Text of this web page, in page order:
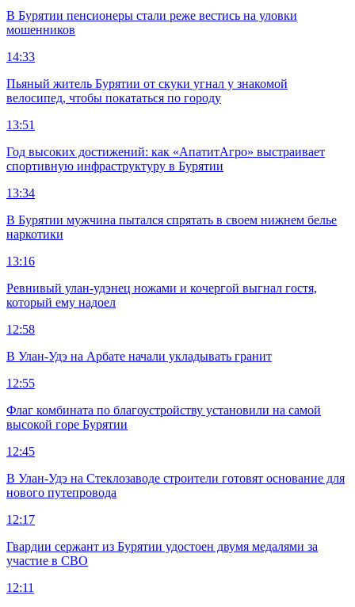
В Бурятии пенсионеры стали реже вестись на уловки
мошенников
14:33
Пьяный житель Бурятии от скуки угнал у знакомой
велосипед, чтобы покататься по городу
13:51
Год высоких достижений: как «АпатитАгро» выстраивает
спортивную инфраструктуру в Бурятии
13:34
В Бурятии мужчина пытался спрятать в своем нижнем белье
наркотики
13:16
Ревнивый улан-удэнец ножами и кочергой выгнал гостя,
который ему надоел
12:58
В Улан-Удэ на Арбате начали укладывать гранит
12:55
Флаг комбината по благоустройству установили на самой
высокой горе Бурятии
12:45
В Улан-Удэ на Стеклозаводе строители готовят основание для
нового путепровода
12:17
Гвардии сержант из Бурятии удостоен двумя медалями за
участие в СВО
12:11